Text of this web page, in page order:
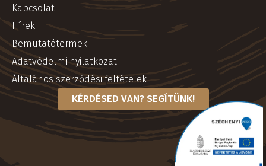
Kapcsolat
Hírek
Bemutatótermek
Adatvédelmi nyilatkozat
Általános szerződési feltételek
KÉRDÉSED VAN? SEGÍTÜNK!